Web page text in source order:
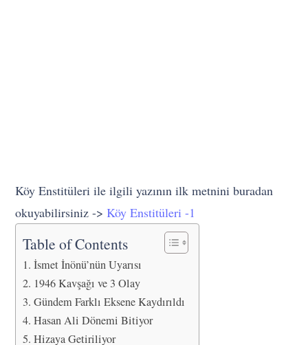
Köy Enstitüleri ile ilgili yazının ilk metnini buradan
okuyabilirsiniz -> Köy Enstitüleri -1
Table of Contents
İsmet İnönü’nün Uyarısı
1946 Kavşağı ve 3 Olay
Gündem Farklı Eksene Kaydırıldı
Hasan Ali Dönemi Bitiyor
Hizaya Getiriliyor